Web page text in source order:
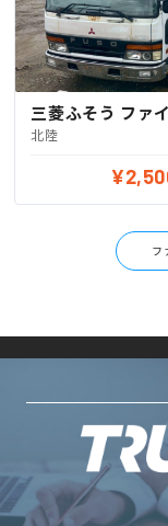
三菱ふそう ファ
北陸
フ